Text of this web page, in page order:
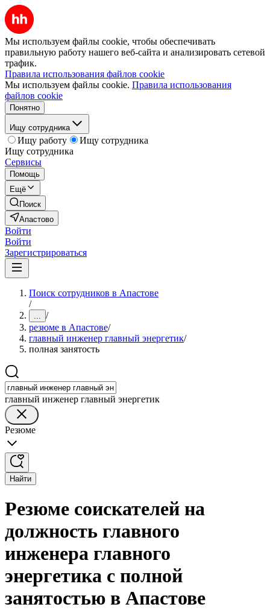
Мы используем файлы cookie, чтобы обеспечивать
правильную работу нашего веб-сайта и анализировать сетевой
трафик.
Правила использования файлов cookie
Мы используем файлы cookie. Правила использования
файлов cookie
Понятно
Ищу сотрудника
Ищу работу
Ищу сотрудника
Ищу сотрудника
Сервисы
Помощь
Ещё
Поиск
Апастово
Войти
Войти
Зарегистрироваться
Поиск сотрудников в Апастове
/
... /
резюме в Апастове/
главный инженер главный энергетик/
полная занятость
главный инженер главный энергетик
Резюме
Найти
Резюме соискателей на
должность главного
инженера главного
энергетика с полной
занятостью в Апастове